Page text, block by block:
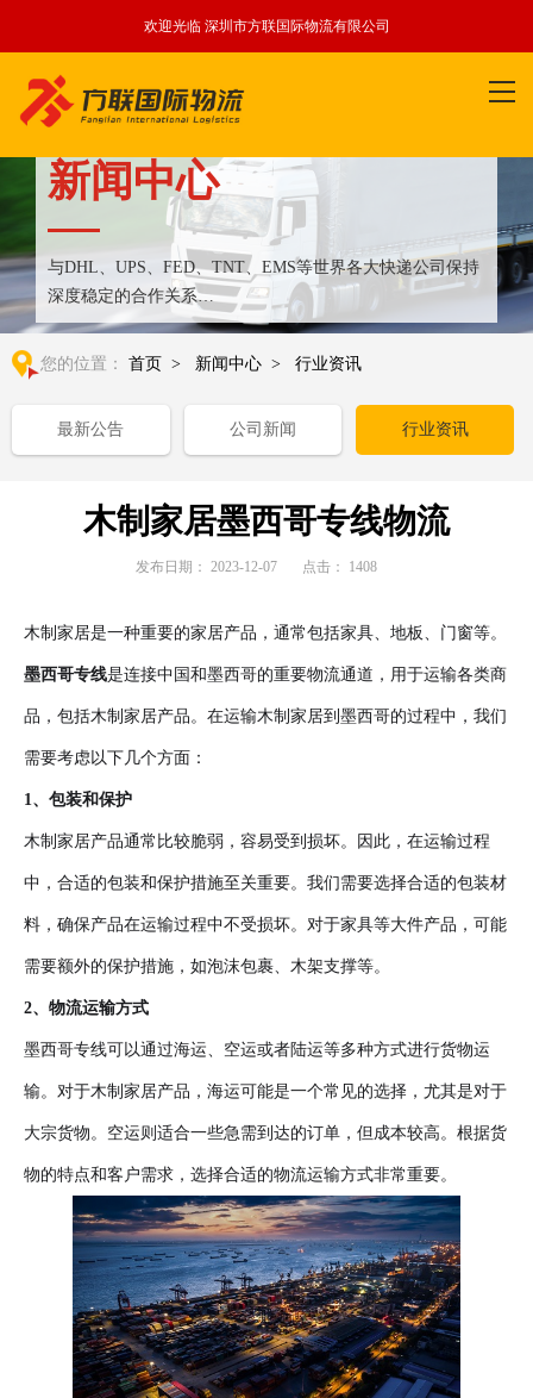
欢迎光临 深圳市方联国际物流有限公司
新闻中心
与DHL、UPS、FED、TNT、EMS等世界各大快递公司保持
深度稳定的合作关系
整合全球优质物流运输资源,满足国内外客户更多个性化需求
您的位置： 首页 > 新闻中心 > 行业资讯
最新公告 公司新闻 行业资讯
木制家居墨西哥专线物流
发布日期： 2023-12-07 点击： 1408
木制家居是一种重要的家居产品，通常包括家具、地板、门窗等。
墨西哥专线是连接中国和墨西哥的重要物流通道，用于运输各类商
品，包括木制家居产品。在运输木制家居到墨西哥的过程中，我们
需要考虑以下几个方面：
1、包装和保护
木制家居产品通常比较脆弱，容易受到损坏。因此，在运输过程
中，合适的包装和保护措施至关重要。我们需要选择合适的包装材
料，确保产品在运输过程中不受损坏。对于家具等大件产品，可能
需要额外的保护措施，如泡沫包裹、木架支撑等。
2、物流运输方式
墨西哥专线可以通过海运、空运或者陆运等多种方式进行货物运
输。对于木制家居产品，海运可能是一个常见的选择，尤其是对于
大宗货物。空运则适合一些急需到达的订单，但成本较高。根据货
物的特点和客户需求，选择合适的物流运输方式非常重要。